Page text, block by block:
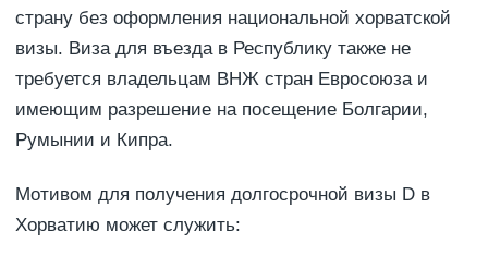
страну без оформления национальной хорватской
визы. Виза для въезда в Республику также не
требуется владельцам ВНЖ стран Евросоюза и
имеющим разрешение на посещение Болгарии,
Румынии и Кипра.
Мотивом для получения долгосрочной визы D в
Хорватию может служить: